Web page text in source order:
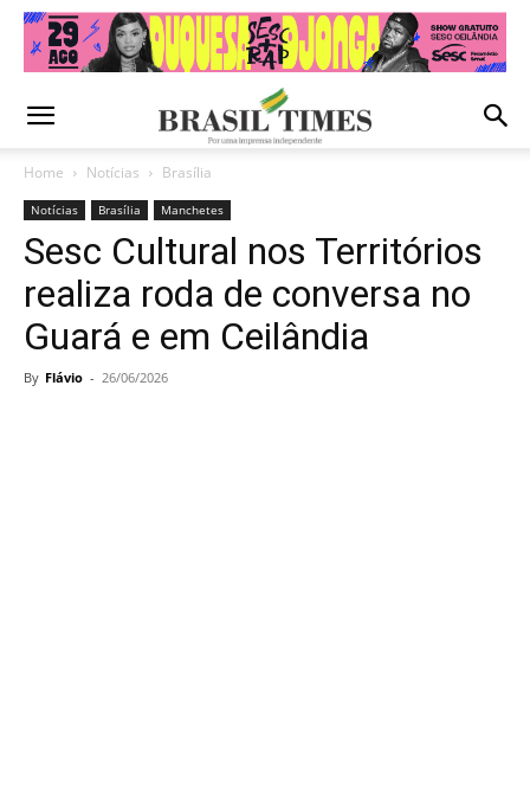
Home Notícias Brasília
Notícias Brasília Manchetes
Sesc Cultural nos Territórios
realiza roda de conversa no
Guará e em Ceilândia
By Flávio - 26/06/2026